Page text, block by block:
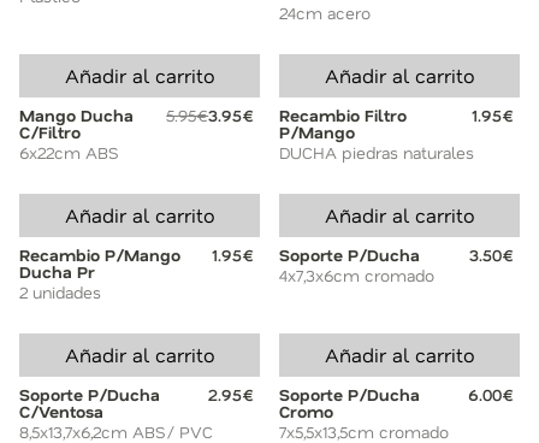
24cm acero
Añadir al carrito
Mango Ducha
C/Filtro
5.95€3.95€
6x22cm ABS
Añadir al carrito
Recambio Filtro
P/Mango
1.95€
DUCHA piedras naturales
Añadir al carrito
Recambio P/Mango
Ducha Pr
1.95€
2 unidades
Añadir al carrito
Soporte P/Ducha
3.50€
4x7,3x6cm cromado
Añadir al carrito
Soporte P/Ducha
C/Ventosa
2.95€
8,5x13,7x6,2cm ABS/ PVC
Añadir al carrito
Soporte P/Ducha
Cromo
6.00€
7x5,5x13,5cm cromado